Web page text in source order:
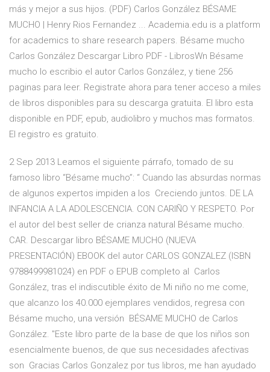
más y mejor a sus hijos. (PDF) Carlos González BÉSAME
MUCHO | Henry Rios Fernandez ... Academia.edu is a platform
for academics to share research papers. Bésame mucho
Carlos González Descargar Libro PDF - LibrosWn Bésame
mucho lo escribio el autor Carlos González, y tiene 256
paginas para leer. Registrate ahora para tener acceso a miles
de libros disponibles para su descarga gratuita. El libro esta
disponible en PDF, epub, audiolibro y muchos mas formatos.
El registro es gratuito.
2 Sep 2013 Leamos el siguiente párrafo, tomado de su
famoso libro “Bésame mucho”: “ Cuando las absurdas normas
de algunos expertos impiden a los Creciendo juntos. DE LA
INFANCIA A LA ADOLESCENCIA. CON CARIÑO Y RESPETO. Por
el autor del best seller de crianza natural Bésame mucho.
CAR. Descargar libro BÉSAME MUCHO (NUEVA
PRESENTACIÓN) EBOOK del autor CARLOS GONZALEZ (ISBN
9788499981024) en PDF o EPUB completo al Carlos
González, tras el indiscutible éxito de Mi niño no me come,
que alcanzo los 40.000 ejemplares vendidos, regresa con
Bésame mucho, una versión BÉSAME MUCHO de Carlos
González. "Este libro parte de la base de que los niños son
esencialmente buenos, de que sus necesidades afectivas
son Gracias Carlos Gonzalez por tus libros, me han ayudado